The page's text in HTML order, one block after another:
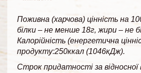
Поживна (харчова) цінність на
білки – не менше 18г, жири – не
Калорійність (енергетична
продукту:250ккал (1046кДж).
Строк придатності за відносної